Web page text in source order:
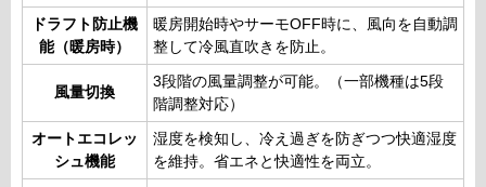
ドラフト防止機
能（暖房時）
暖房開始時やサーモOFF時に、風向を自動調
整して冷風直吹きを防止。
風量切換
3段階の風量調整が可能。（一部機種は5段
階調整対応）
オートエコレッ
シュ機能
湿度を検知し、冷え過ぎを防ぎつつ快適湿度
を維持。省エネと快適性を両立。